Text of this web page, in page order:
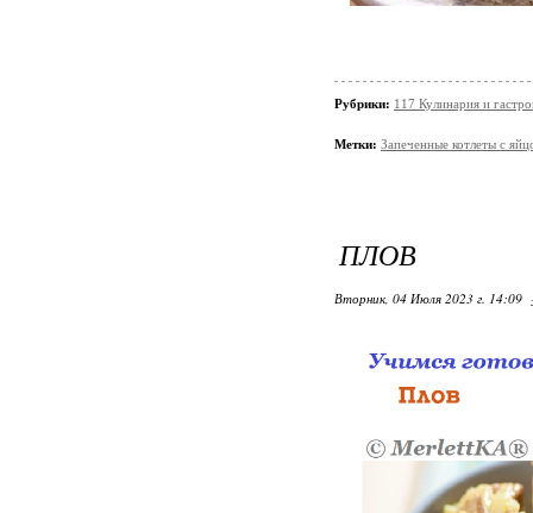
Рубрики: 117 Кулинария и
Метки: Зaпеченные котлeты c
ПЛОВ
Вторник, 04 Июля 2023 г. 14:09